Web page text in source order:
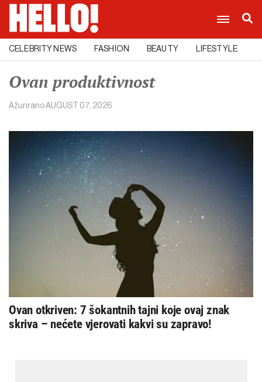
CELEBRITY NEWS FASHION BEAUTY LIFESTYLE
Ovan produktivnost
AžuriranoAUGUST 07, 2026
Ovan otkriven: 7 šokantnih tajni koje ovaj znak
skriva – nećete vjerovati kakvi su zapravo!